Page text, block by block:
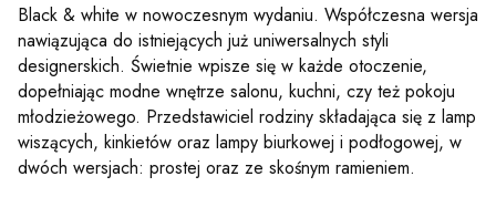
Black & white w nowoczesnym wydaniu. Współczesna wersja
nawiązująca do istniejących już uniwersalnych styli
designerskich. Świetnie wpisze się w każde otoczenie,
dopełniając modne wnętrze salonu, kuchni, czy też pokoju
młodzieżowego. Przedstawiciel rodziny składająca się z lamp
wiszących, kinkietów oraz lampy biurkowej i podłogowej, w
dwóch wersjach: prostej oraz ze skośnym ramieniem.